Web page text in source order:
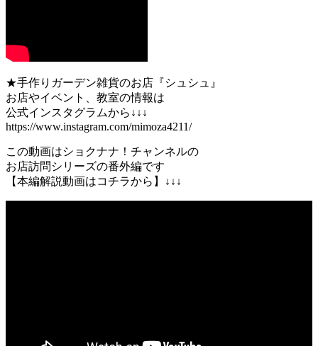
★手作りガーデン雑貨のお店『シュシュ』
お店やイベント、教室の情報は
公式インスタグラムから↓↓↓
https://www.instagram.com/mimoza4211/
この動画はショクナナ！チャンネルの
お店訪問シリーズの番外編です
【本編解説動画はコチラから】↓↓↓